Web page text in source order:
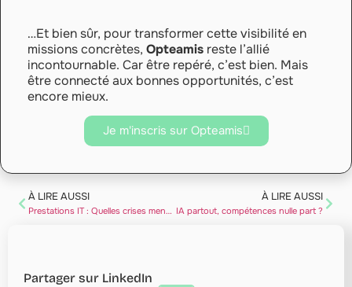
…Et bien sûr, pour transformer cette visibilité en
missions concrètes, Opteamis reste l’allié
incontournable. Car être repéré, c’est bien. Mais
être connecté aux bonnes opportunités, c’est
encore mieux.
Je m'inscris sur Opteamis
À LIRE AUSSI
Prestations IT : Quelles crises menacent le secteur et pourquoi ?
À LIRE AUSSI
IA partout, compétences nulle part ?
Partager sur LinkedIn